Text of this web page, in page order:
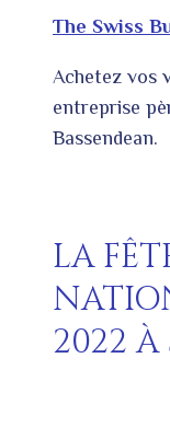
The Swiss
Achetez vos
entreprise
Bassendean.
LA
2022 À